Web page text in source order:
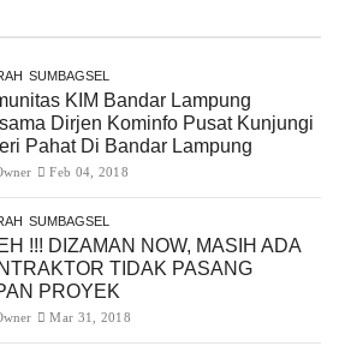
SUMBAGSEL
KIM Bandar Lampung
Dirjen Kominfo Pusat Kunjungi
Pahat Di Bandar Lampung
Feb 04, 2018
SUMBAGSEL
!!! DIZAMAN NOW, MASIH ADA
TIDAK PASANG
PROYEK
Mar 31, 2018